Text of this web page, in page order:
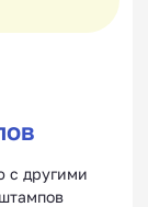
с другими